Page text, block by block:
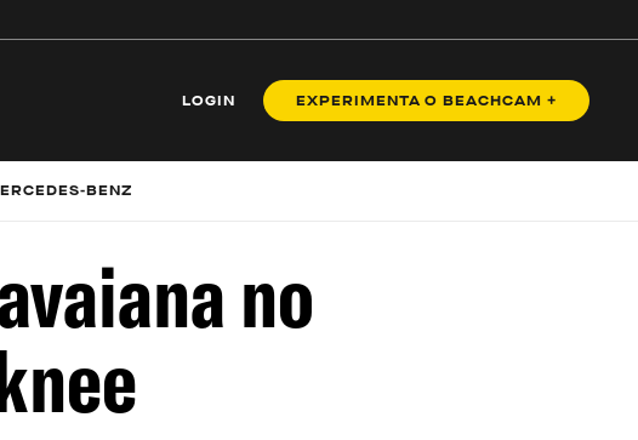
LOGIN EXPERIMENTA O BEACHCAM +
BENZ
no